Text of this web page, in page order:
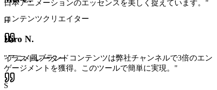
コンテンツクリエイター
"アニメ風ブランドコンテンツは弊社チャンネルで3倍のエン
ゲージメントを獲得。このツールで簡単に実現。 "
S
日本アニメーションのエッセンスを美しく捉えています。 "
H
Hiro N.
イラストレーター